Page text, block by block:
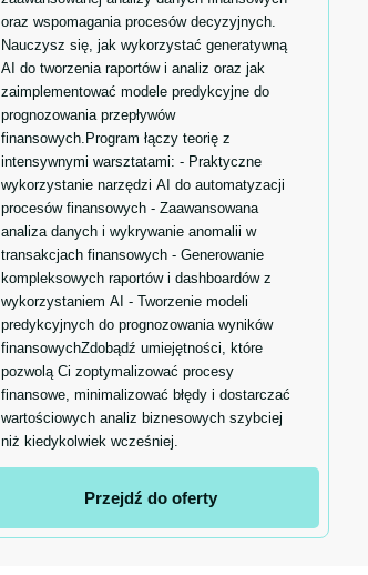
oraz wspomagania procesów decyzyjnych.
Nauczysz się, jak wykorzystać generatywną
AI do tworzenia raportów i analiz oraz jak
zaimplementować modele predykcyjne do
prognozowania przepływów
finansowych.Program łączy teorię z
intensywnymi warsztatami: - Praktyczne
wykorzystanie narzędzi AI do automatyzacji
procesów finansowych - Zaawansowana
analiza danych i wykrywanie anomalii w
transakcjach finansowych - Generowanie
kompleksowych raportów i dashboardów z
wykorzystaniem AI - Tworzenie modeli
predykcyjnych do prognozowania wyników
finansowychZdobądź umiejętności, które
pozwolą Ci zoptymalizować procesy
finansowe, minimalizować błędy i dostarczać
wartościowych analiz biznesowych szybciej
niż kiedykolwiek wcześniej.
Przejdź do oferty